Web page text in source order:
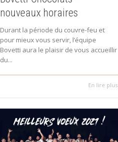
nouveaux horaires
Durant la période du couvre-feu et
pour mieux vous servir, l’équipe
Bovetti aura le plaisir de vous accueillir
du...
En lire plus